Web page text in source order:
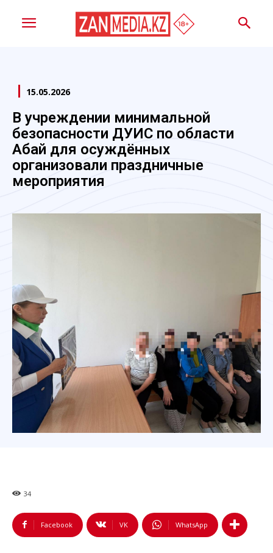
15.05.2026
В учреждении минимальной
безопасности ДУИС по области
Абай для осуждённых
организовали праздничные
мероприятия
34
Facebook VK WhatsApp